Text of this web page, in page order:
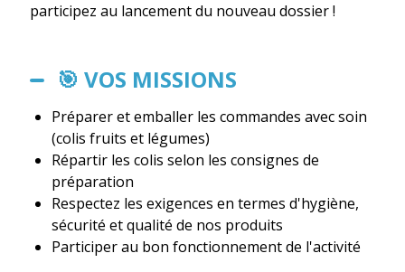
participez au lancement du nouveau dossier !
🎯 VOS MISSIONS
Préparer et emballer les commandes avec soin
(colis fruits et légumes)
Répartir les colis selon les consignes de
préparation
Respectez les exigences en termes d'hygiène,
sécurité et qualité de nos produits
Participer au bon fonctionnement de l'activité